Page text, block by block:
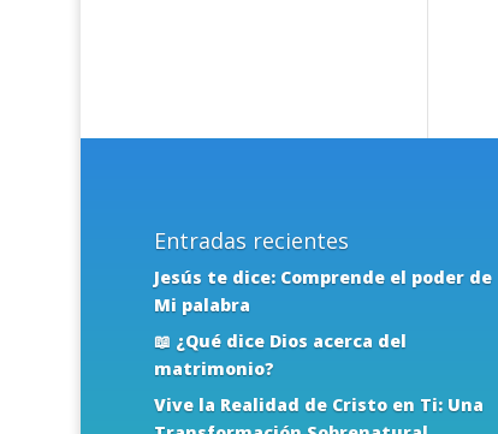
Entradas recientes
Jesús te dice: Comprende el poder de
Mi palabra
📖 ¿Qué dice Dios acerca del
matrimonio?
Vive la Realidad de Cristo en Ti: Una